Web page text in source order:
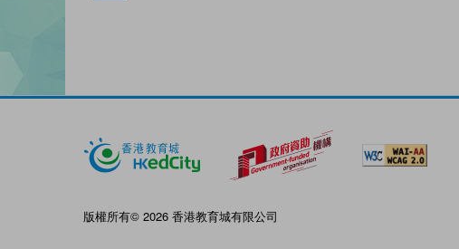
版權所有© 2026 香港教育城有限公司